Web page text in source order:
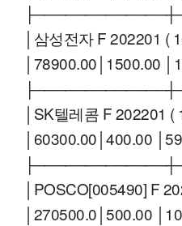
│삼성전자 F 202201 (
│78900.00│1500.00
│SK텔레콤 F 202201 (
│60300.00│400.00
│POSCO[005490] F
│270500.0│500.00